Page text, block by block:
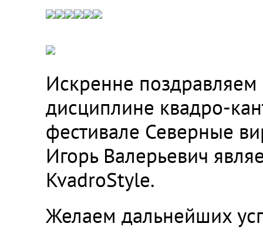
Искренне
дисциплине квадро-
фестивале Северные
Игорь Валерьевич
KvadroStyle.
Желаем дальнейших